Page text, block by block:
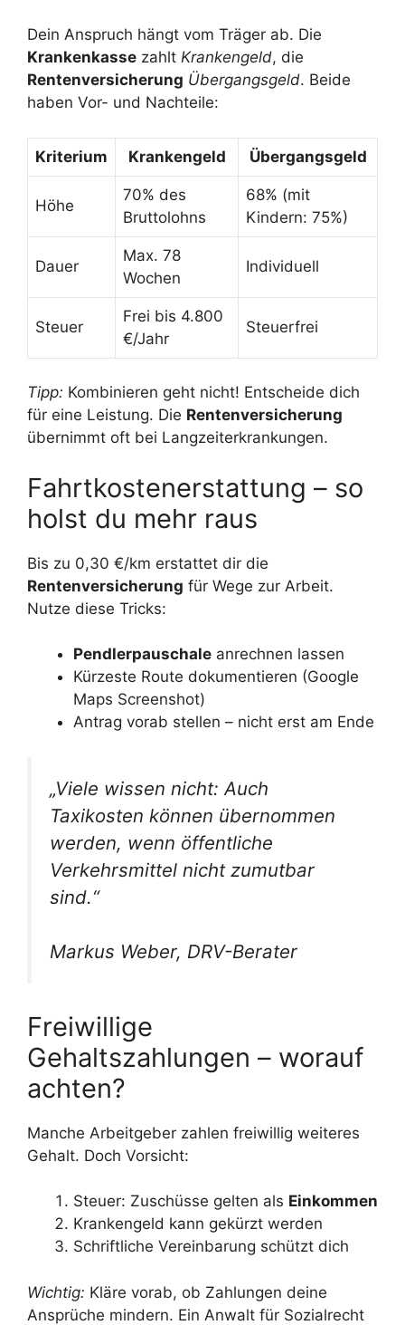
Dein Anspruch hängt vom Träger ab. Die
Krankenkasse zahlt Krankengeld, die
Rentenversicherung Übergangsgeld. Beide
haben Vor- und Nachteile:
Kriterium Krankengeld Übergangsgeld
Höhe
70% des
Bruttolohns
68% (mit
Kindern: 75%)
Dauer
Max. 78
Wochen
Individuell
Steuer
Frei bis 4.800
€/Jahr
Steuerfrei
Tipp: Kombinieren geht nicht! Entscheide dich
für eine Leistung. Die Rentenversicherung
übernimmt oft bei Langzeiterkrankungen.
Fahrtkostenerstattung – so
holst du mehr raus
Bis zu 0,30 €/km erstattet dir die
Rentenversicherung für Wege zur Arbeit.
Nutze diese Tricks:
Pendlerpauschale anrechnen lassen
Kürzeste Route dokumentieren (Google
Maps Screenshot)
Antrag vorab stellen – nicht erst am Ende
„Viele wissen nicht: Auch
Taxikosten können übernommen
werden, wenn öffentliche
Verkehrsmittel nicht zumutbar
sind.“
Markus Weber, DRV-Berater
Freiwillige
Gehaltszahlungen – worauf
achten?
Manche Arbeitgeber zahlen freiwillig weiteres
Gehalt. Doch Vorsicht:
Steuer: Zuschüsse gelten als Einkommen
Krankengeld kann gekürzt werden
Schriftliche Vereinbarung schützt dich
Wichtig: Kläre vorab, ob Zahlungen deine
Ansprüche mindern. Ein Anwalt für Sozialrecht